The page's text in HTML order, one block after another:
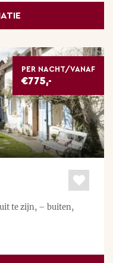
PER NACHT/VANAF
€775,-
te zijn, – buiten,